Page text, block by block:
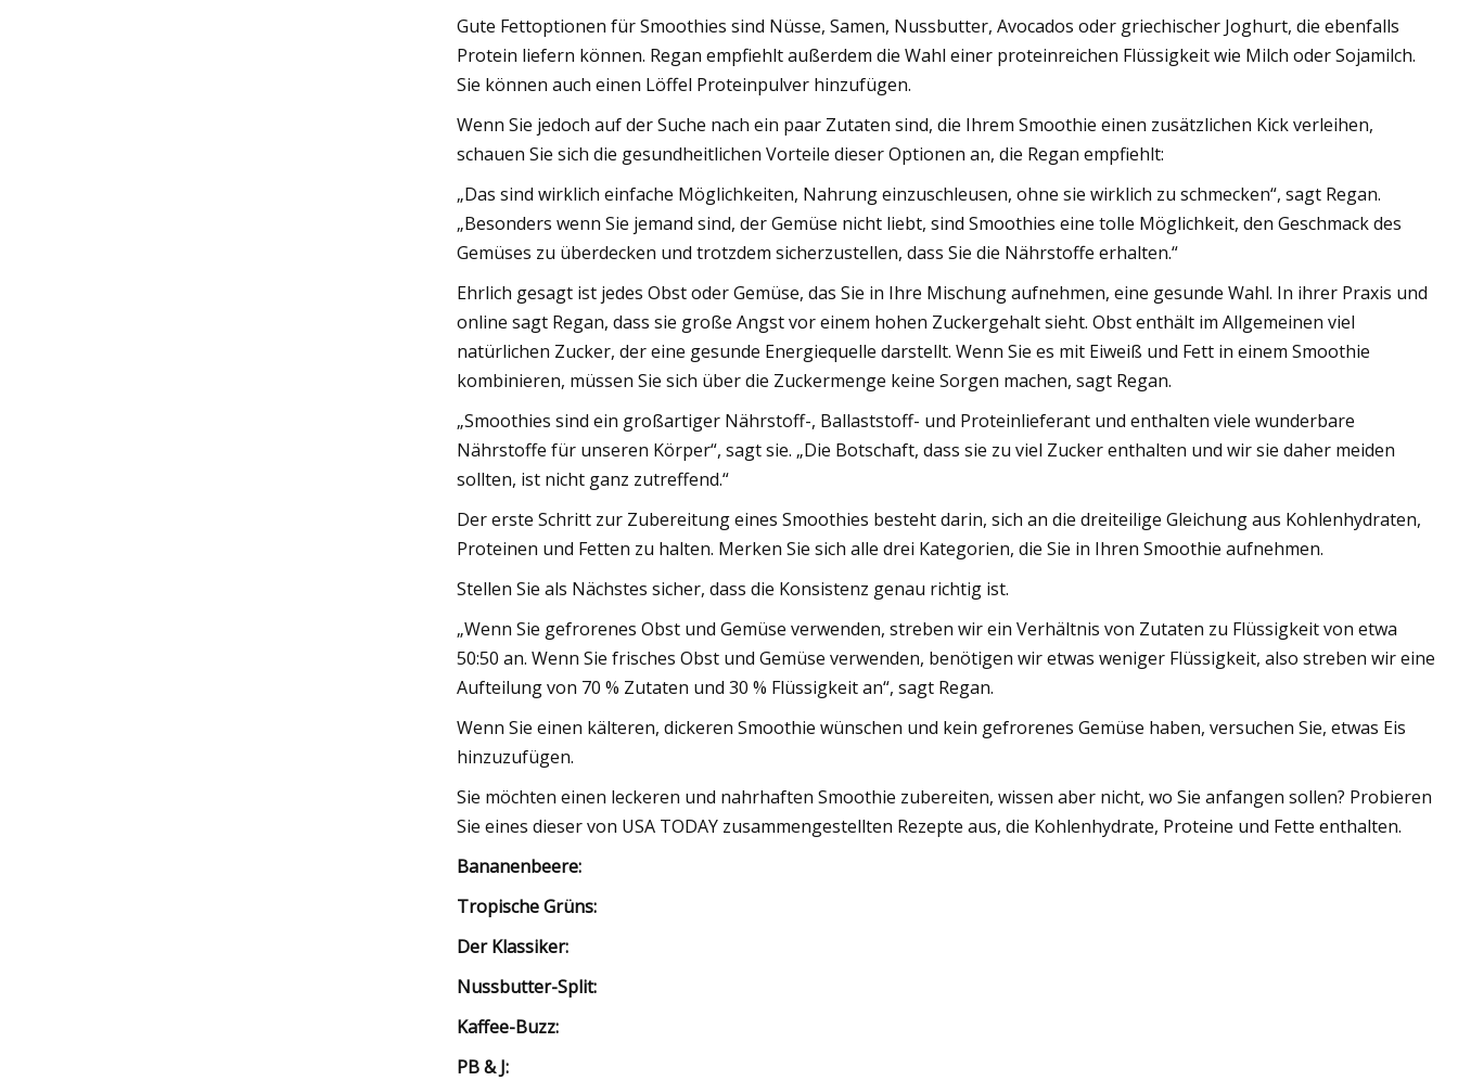
Gute Fettoptionen für Smoothies sind Nüsse, Samen, Nussbutter, Avocados oder griechischer Joghurt, die ebenfalls
Protein liefern können. Regan empfiehlt außerdem die Wahl einer proteinreichen Flüssigkeit wie Milch oder Sojamilch.
Sie können auch einen Löffel Proteinpulver hinzufügen.
Wenn Sie jedoch auf der Suche nach ein paar Zutaten sind, die Ihrem Smoothie einen zusätzlichen Kick verleihen,
schauen Sie sich die gesundheitlichen Vorteile dieser Optionen an, die Regan empfiehlt:
„Das sind wirklich einfache Möglichkeiten, Nahrung einzuschleusen, ohne sie wirklich zu schmecken“, sagt Regan.
„Besonders wenn Sie jemand sind, der Gemüse nicht liebt, sind Smoothies eine tolle Möglichkeit, den Geschmack des
Gemüses zu überdecken und trotzdem sicherzustellen, dass Sie die Nährstoffe erhalten.“
Ehrlich gesagt ist jedes Obst oder Gemüse, das Sie in Ihre Mischung aufnehmen, eine gesunde Wahl. In ihrer Praxis und
online sagt Regan, dass sie große Angst vor einem hohen Zuckergehalt sieht. Obst enthält im Allgemeinen viel
natürlichen Zucker, der eine gesunde Energiequelle darstellt. Wenn Sie es mit Eiweiß und Fett in einem Smoothie
kombinieren, müssen Sie sich über die Zuckermenge keine Sorgen machen, sagt Regan.
„Smoothies sind ein großartiger Nährstoff-, Ballaststoff- und Proteinlieferant und enthalten viele wunderbare
Nährstoffe für unseren Körper“, sagt sie. „Die Botschaft, dass sie zu viel Zucker enthalten und wir sie daher meiden
sollten, ist nicht ganz zutreffend.“
Der erste Schritt zur Zubereitung eines Smoothies besteht darin, sich an die dreiteilige Gleichung aus Kohlenhydraten,
Proteinen und Fetten zu halten. Merken Sie sich alle drei Kategorien, die Sie in Ihren Smoothie aufnehmen.
Stellen Sie als Nächstes sicher, dass die Konsistenz genau richtig ist.
„Wenn Sie gefrorenes Obst und Gemüse verwenden, streben wir ein Verhältnis von Zutaten zu Flüssigkeit von etwa
50:50 an. Wenn Sie frisches Obst und Gemüse verwenden, benötigen wir etwas weniger Flüssigkeit, also streben wir eine
Aufteilung von 70 % Zutaten und 30 % Flüssigkeit an“, sagt Regan.
Wenn Sie einen kälteren, dickeren Smoothie wünschen und kein gefrorenes Gemüse haben, versuchen Sie, etwas Eis
hinzuzufügen.
Sie möchten einen leckeren und nahrhaften Smoothie zubereiten, wissen aber nicht, wo Sie anfangen sollen? Probieren
Sie eines dieser von USA TODAY zusammengestellten Rezepte aus, die Kohlenhydrate, Proteine ​​und Fette enthalten.
Bananenbeere:
Tropische Grüns:
Der Klassiker:
Nussbutter-Split:
Kaffee-Buzz:
PB & J: